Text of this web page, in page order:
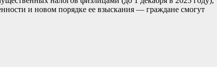
и новом порядке ее взыскания — граждане смогут